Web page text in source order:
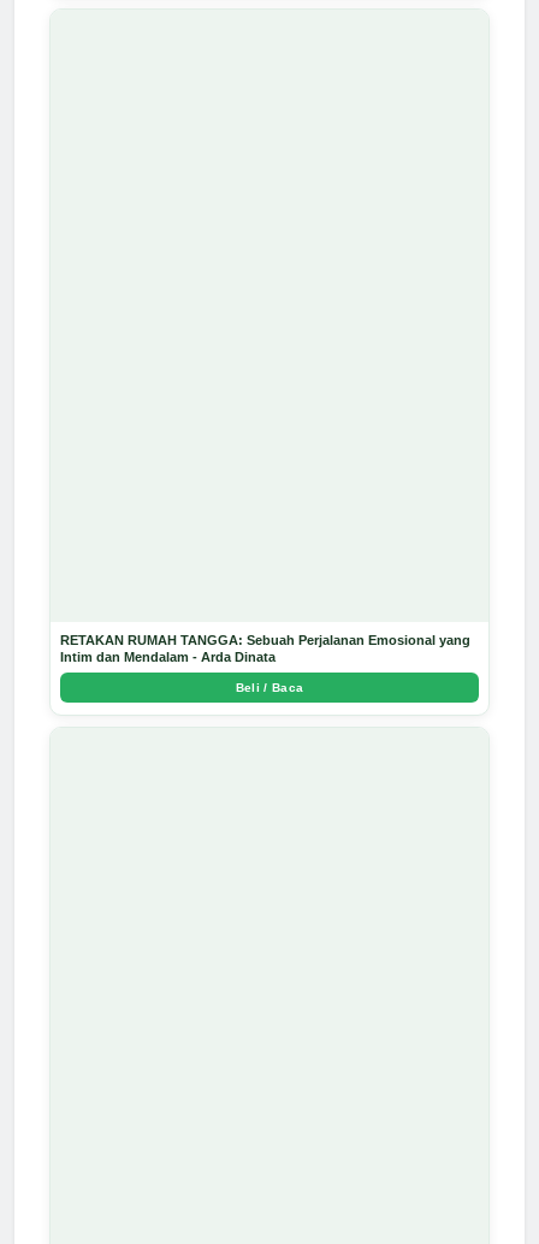
RETAKAN RUMAH TANGGA: Sebuah Perjalanan Emosional yang
Intim dan Mendalam - Arda Dinata
Beli / Baca